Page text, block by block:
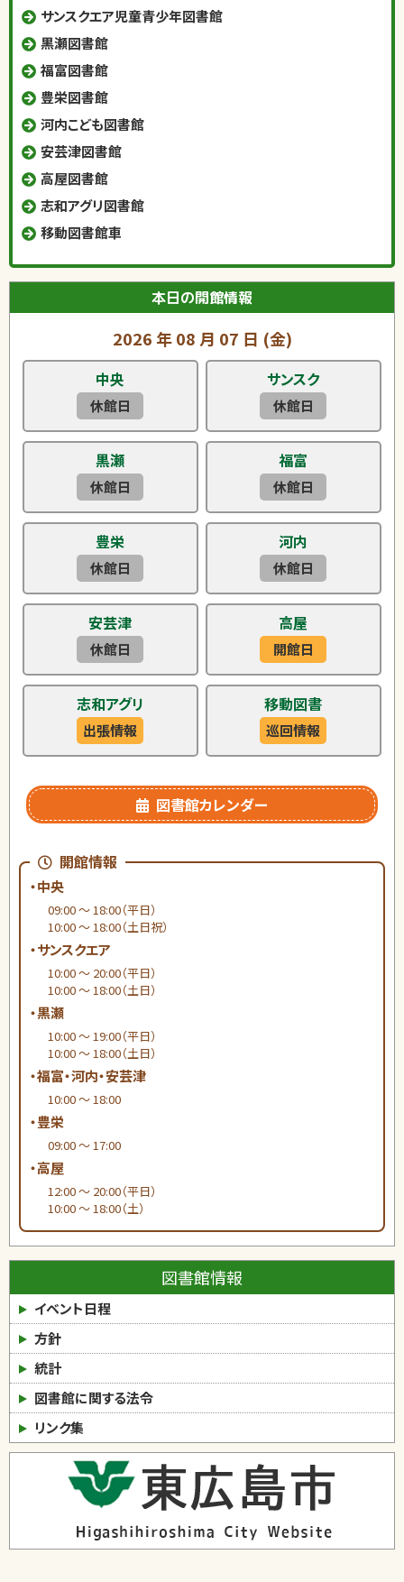
サンスクエア児童青少年図書館
黒瀬図書館
福富図書館
豊栄図書館
河内こども図書館
安芸津図書館
高屋図書館
志和アグリ図書館
移動図書館車
本日の開館情報
2026 年08月 07 日 (金)
中央
休館日
サンスク
休館日
黒瀬
休館日
福富
休館日
豊栄
休館日
河内
休館日
安芸津
休館日
高屋
開館日
志和アグリ
出張情報
移動図書
巡回情報
図書館カレンダー
開館情報
・中央
09:00 ～ 18:00（平日）
10:00 ～ 18:00（土日祝）
・サンスクエア
10:00 ～ 20:00（平日）
10:00 ～ 18:00（土日）
・黒瀬
10:00 ～ 19:00（平日）
10:00 ～ 18:00（土日）
・福富・河内・安芸津
10:00 ～ 18:00
・豊栄
09:00 ～ 17:00
・高屋
12:00 ～ 20:00（平日）
10:00 ～ 18:00（土）
図書館情報
イベント日程
方針
統計
図書館に関する法令
リンク集